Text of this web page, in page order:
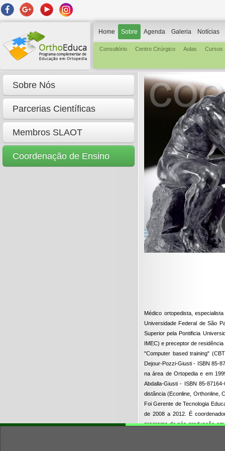
Home Sobre Agenda Galeria Notícias
Consultório Centro Cirúrgico Aulas Cursos
Sobre Nós
Parcerias Científicas
Membros SLAOT
Coordenação de Ensino
Médico ortopedista,
Universidade Federal de São
Superior pela Pontificia
IMEC) e preceptor de
"Computer based training"
Dejour-Pozzi-Giusti - ISBN 85-
na área de Ortopedia e em
Abdalla-Giusti - ISBN 85-
distância (Econline, Orthonline,
Foi Gerente de Tecnologia
de 2008 a 2012. É
programa de pós-graduação